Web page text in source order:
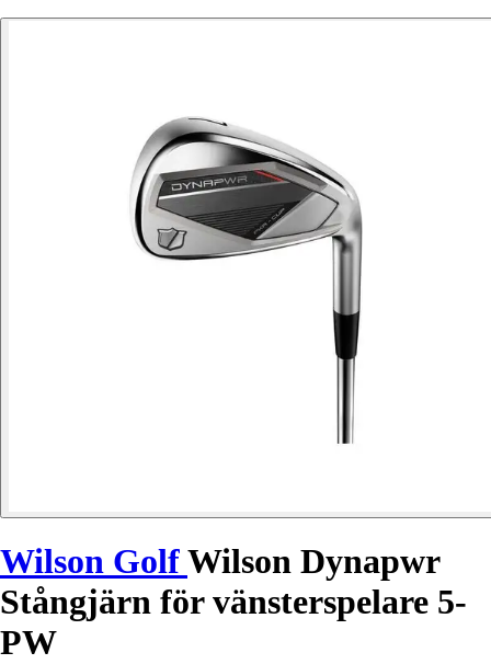
Wilson GolfWilson Dynapwr
Stångjärn för vänsterspelare 5-
PW